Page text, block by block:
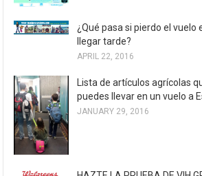
¿Qué pasa si pierdo el vuelo
llegar tarde?
APRIL 22, 2016
Lista de artículos agrícolas
puedes llevar en un vuelo a
JANUARY 29, 2016